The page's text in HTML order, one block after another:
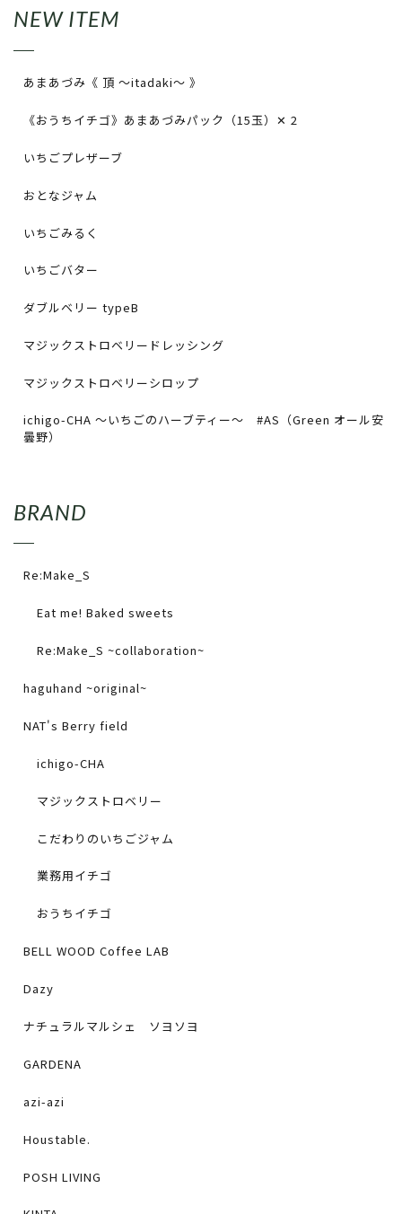
NEW ITEM
あまあづみ《 頂 〜itadaki〜 》
《おうちイチゴ》あまあづみパック（15玉）✕ 2
いちごプレザーブ
おとなジャム
いちごみるく
いちごバター
ダブルベリー typeB
マジックストロベリードレッシング
マジックストロベリーシロップ
ichigo-CHA 〜いちごのハーブティー〜 #AS（Green オール安
曇野）
BRAND
Re:Make_S
Eat me! Baked sweets
Re:Make_S ~collaboration~
haguhand ~original~
NAT's Berry field
ichigo-CHA
マジックストロベリー
こだわりのいちごジャム
業務用イチゴ
おうちイチゴ
BELL WOOD Coffee LAB
Dazy
ナチュラルマルシェ ソヨソヨ
GARDENA
azi-azi
Houstable.
POSH LIVING